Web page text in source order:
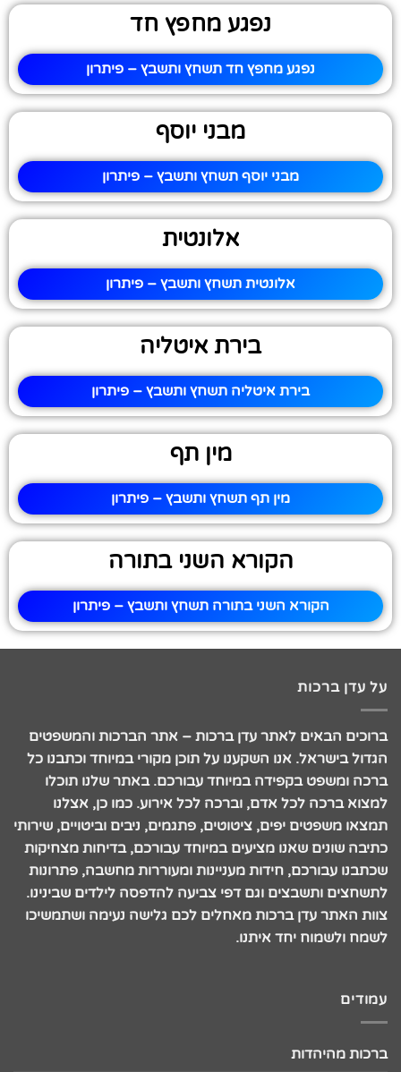
נפגע מחפץ חד
נפגע מחפץ חד תשחץ ותשבץ – פיתרון
מבני יוסף
מבני יוסף תשחץ ותשבץ – פיתרון
אלונטית
אלונטית תשחץ ותשבץ – פיתרון
בירת איטליה
בירת איטליה תשחץ ותשבץ – פיתרון
מין תף
מין תף תשחץ ותשבץ – פיתרון
הקורא השני בתורה
הקורא השני בתורה תשחץ ותשבץ – פיתרון
על עדן ברכות
ברוכים הבאים לאתר עדן ברכות – אתר הברכות והמשפטים
הגדול בישראל. אנו השקענו על תוכן מקורי במיוחד וכתבנו כל
ברכה ומשפט בקפידה במיוחד עבורכם. באתר שלנו תוכלו
למצוא ברכה לכל אדם, וברכה לכל אירוע. כמו כן, אצלנו
תמצאו משפטים יפים, ציטוטים, פתגמים, ניבים וביטויים, שירותי
כתיבה שונים שאנו מציעים במיוחד עבורכם, בדיחות מצחיקות
שכתבנו עבורכם, חידות מעניינות ומעוררות מחשבה, פתרונות
לתשחצים ותשבצים וגם דפי צביעה להדפסה לילדים שבינינו.
צוות האתר עדן ברכות מאחלים לכם גלישה נעימה ושתמשיכו
לשמח ולשמוח יחד איתנו.
עמודים
ברכות מהיהדות